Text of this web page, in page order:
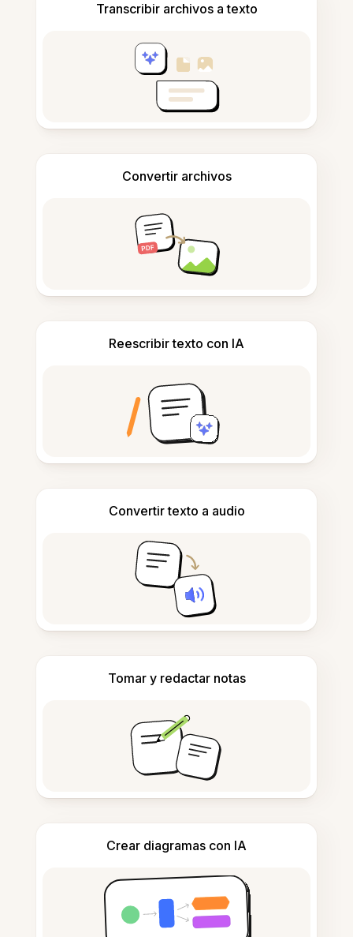
Transcribir archivos a texto
Convertir archivos
Reescribir texto con IA
Convertir texto a audio
Tomar y redactar notas
Crear diagramas con IA